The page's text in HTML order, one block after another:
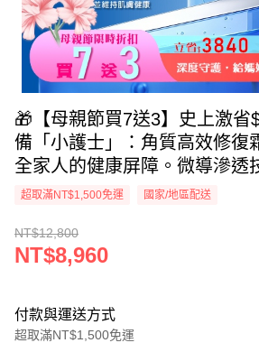
🎁【母親節買7送3】史上激省
備「小護士」：角質高效修復
全家人的健康屏障。微導滲透
構，強勢修復受損角質並舒緩
極囤貨組最划算，換算單瓶只
媽最專業的深度守護，現在下
超取滿NT$1,500免運 國家/地區配送
NT$12,800
NT$8,960
付款與運送方式
超取滿NT$1,500免運